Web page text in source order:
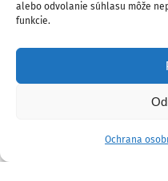
alebo odvolanie súhlasu môže
funkcie.
Ochrana